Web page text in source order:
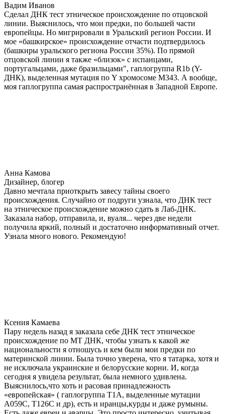
Вадим Иванов
Сделал ДНК тест этническое происхождение по отцовской
линии. Выяснилось, что мои предки, по большей части
европейцы. Но мигрировали в Уральский регион России. И
мое «башкирское» происхождение отчасти подтвердилось
(башкиры уральского региона России 35%). По прямой
отцовской линии я также «близок» с испанцами,
португальцами, даже бразильцами", гаплогруппа R1b (Y-
ДНК), выделенная мутация по Y хромосоме М343. А вообще,
моя гаплогруппа самая распространённая в Западной Европе.
Анна Камова
Дизайнер, блогер
Давно мечтала приоткрыть завесу тайны своего
происхождения. Случайно от подруги узнала, что ДНК тест
на этническое происхождение можно сдать в Лаб-ДНК.
Заказала набор, отправила, и, вуаля... через две недели
получила яркий, полный и достаточно информативный отчет.
Узнала много нового. Рекомендую!
Ксения Камаева
Пару недель назад я заказала себе ДНК тест этническое
происхождение по МТ ДНК, чтобы узнать к какой же
национальности я отношусь и кем были мои предки по
материнской линии. Была точно уверена, что я татарка, хотя и
не исключала украинские и белорусские корни. И, когда
сегодня я увидела результат, была немного удивлена.
Выяснилось,что хоть и расовая принадлежность
«европейская» ( гаплогруппа T1A, выделенные мутации
A059C, T126C и др), есть и иранцы,курды и даже румыны.